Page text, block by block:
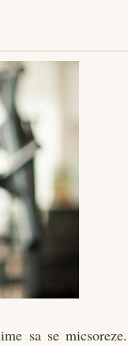
sa se micsoreze.